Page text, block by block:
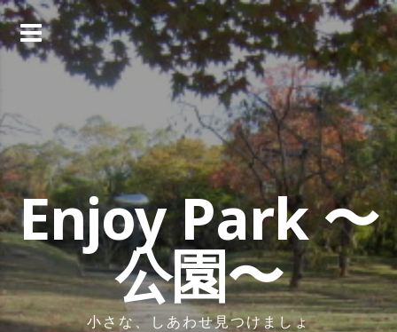
コ
ン
テ
へ
ス
キ
ッ
プ Enjoy Park 〜
公園〜
小さな、しあわせ見つけましょ